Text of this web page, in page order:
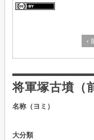
‹
将軍塚古墳（
名称（ヨミ）
大分類